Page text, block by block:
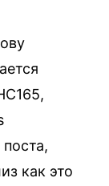
как это